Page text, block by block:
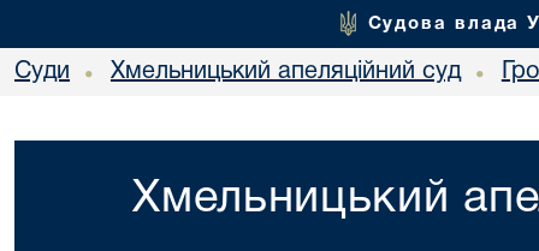
Судова влада
Суди • Хмельницький апеляційний суд •
Хмельницький